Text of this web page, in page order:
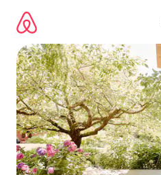
sadržaj